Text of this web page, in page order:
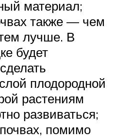
материал;
также — чем
лучше. В
будет
плодородной
растениям
развиваться;
помимо